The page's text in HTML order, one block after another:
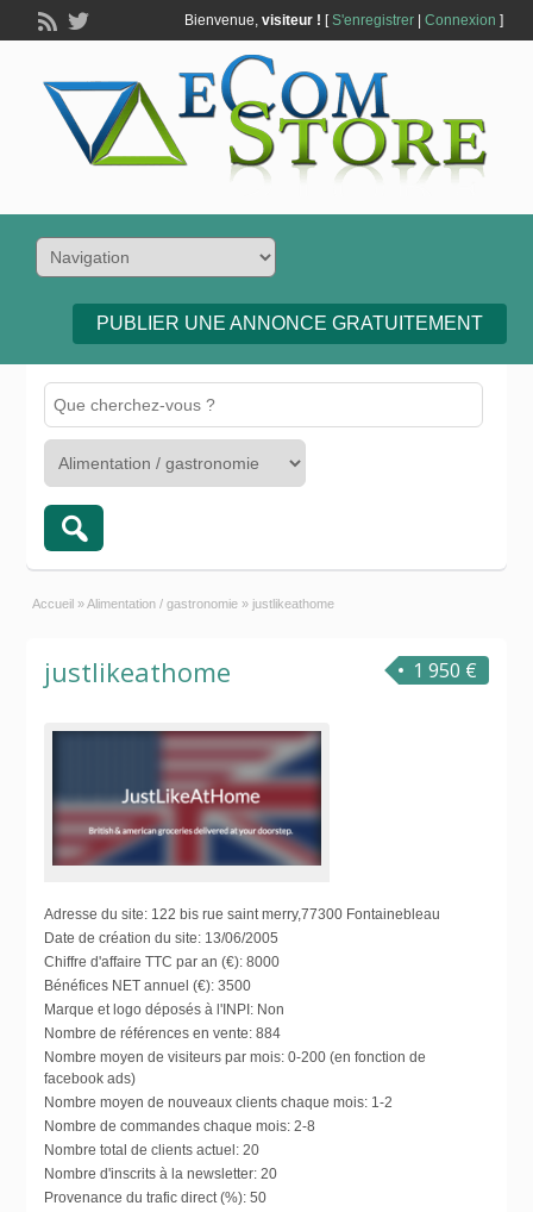
Bienvenue, visiteur ! [S'enregistrer| Connexion ]
PUBLIER UNE ANNONCE GRATUITEMENT
Accueil » Alimentation / gastronomie » justlikeathome
1 950 €
justlikeathome
Adresse du site: 122 bis rue saint merry,77300 Fontainebleau
Date de création du site: 13/06/2005
Chiffre d'affaire TTC par an (€): 8000
Bénéfices NET annuel (€): 3500
Marque et logo déposés à l'INPI: Non
Nombre de références en vente: 884
Nombre moyen de visiteurs par mois: 0-200 (en fonction de
facebook ads)
Nombre moyen de nouveaux clients chaque mois: 1-2
Nombre de commandes chaque mois: 2-8
Nombre total de clients actuel: 20
Nombre d'inscrits à la newsletter: 20
Provenance du trafic direct (%): 50